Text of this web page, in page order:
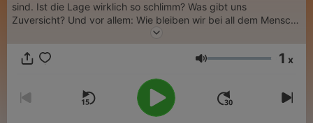
sind. Ist die Lage wirklich so schlimm? Was gibt uns
Zuversicht? Und vor allem: Wie bleiben wir bei all dem Mensch?
Wie können wir eine weitere Spaltung in der Gesellschaft
– Theologin, Regionalbischöfin und Mitglied im Deutschen
behalten, statt den Kopf in den Sand zu stecken.
Volumen 1 x